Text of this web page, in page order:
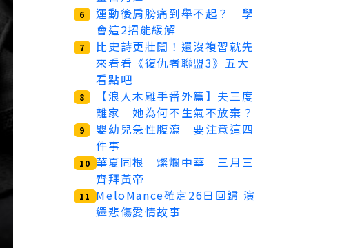
6
運動後肩膀痛到舉不起？ 學
會這2招能緩解
7
比史詩更壯闊！還沒複習就先
來看看《復仇者聯盟3》五大
看點吧
8
【浪人木雕手番外篇】夫三度
離家 她為何不生氣不放棄？
9
嬰幼兒急性腹瀉 要注意這四
件事
10 華夏同根 燦爛中華 三月三
齊拜黃帝
11
MeloMance確定26日回歸 演
繹悲傷愛情故事